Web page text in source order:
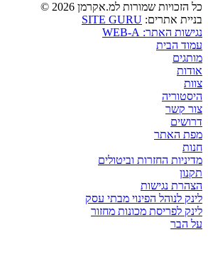
כל הזכויות שמורות למ.אקרמן 2026 ©
בניית אתרים: SITE GURU
נגישות האתר: WEB-A
עמוד הבית
מותגים
אודות
צוות
היסטוריה
צור קשר
דרושים
מפת האתר
חנות
מדיניות החזרות וביטולים
תקנון
הצהרת נגישות
לינק לנוהל הפינוי מבתי עסק
לינק לפריסת מכונות מחזור
על הבר